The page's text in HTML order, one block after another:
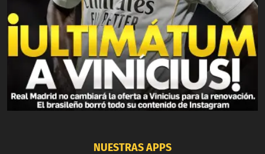
NUESTRAS APPS